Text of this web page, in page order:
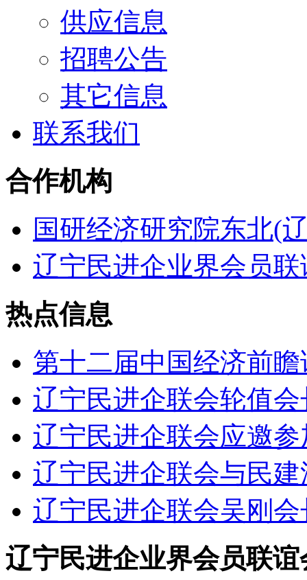
供应信息
招聘公告
其它信息
联系我们
合作机构
国研经济研究院东北(
辽宁民进企业界会员联
热点信息
第十二届中国经济前
辽宁民进企联会轮值
辽宁民进企联会应邀
辽宁民进企联会与民
辽宁民进企联会吴刚
辽宁民进企业界会员联谊